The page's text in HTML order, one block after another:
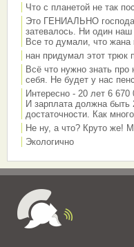
Что с планетой не так
Это ГЕНИАЛЬНО
затевалось. Ни один
Все то думали, что жана
нан придумал этот трюк
Всё что нужно знать
себя. Не будет у нас
Интересно - 20 лет 6 670
И зарплата должна быть
достаточности. Как
Не ну, а что? Круто же!
Экологично